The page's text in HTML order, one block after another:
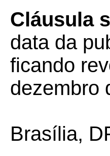
Cláusula
data da
ficando
dezembro
Brasília,